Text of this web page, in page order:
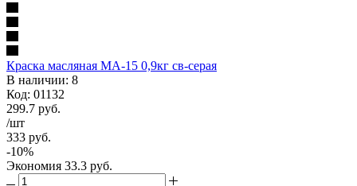
Краска масляная МА-15 0,9кг св-серая
В наличии: 8
Код: 01132
299.7 руб.
/шт
333 руб.
-10%
Экономия 33.3 руб.